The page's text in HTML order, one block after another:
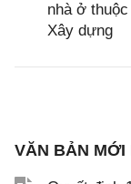
nhà ở
Xây dựng
VĂN BẢN MỚI